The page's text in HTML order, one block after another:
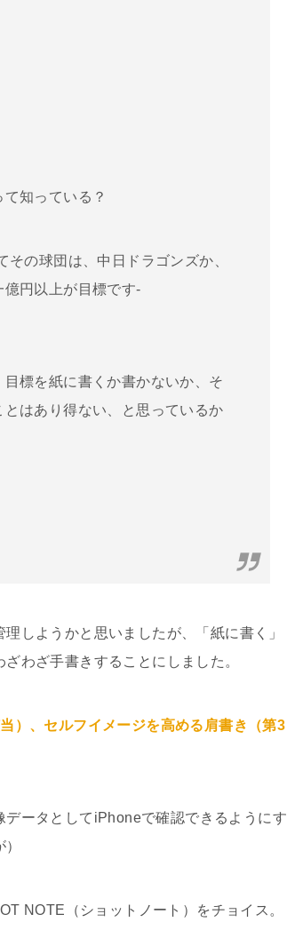
知っている？
の球団は、中日ドラゴンズか、
円以上が目標です-
標を紙に書くか書かないか、そ
はあり得ない、と思っているか
しようかと思いましたが、「紙に書く」
わざ手書きすることにしました。
）、セルフイメージを高める肩書き（第3
ータとしてiPhoneで確認できるようにす
NOTE（ショットノート）をチョイス。